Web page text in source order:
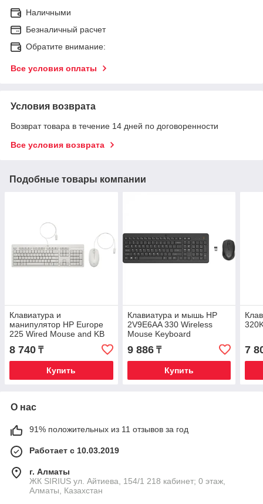
Наличными
Безналичный расчет
Обратите внимание:
Все условия оплаты
Условия возврата
Возврат товара в течение 14 дней по договоренности
Все условия возврата
Подобные товары компании
Клавиатура и
манипулятор HP Europe
225 Wired Mouse and KB
G2 CWH (AW5S6AA#ABB)
8 740 ₸
Купить
Клавиатура и мышь HP
2V9E6AA 330 Wireless
Mouse Keyboard
Combination Russ
9 886₸
Купить
7
О нас
91% положительных из 11 отзывов за год
Работает с 10.03.2019
г. Алматы
​ЖК SIRIUS​ ул. Айтиева, 154/1​ 218 кабинет; 0 этаж,
Алматы, Казахстан